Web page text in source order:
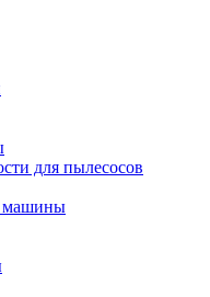
для пылесосов
машины